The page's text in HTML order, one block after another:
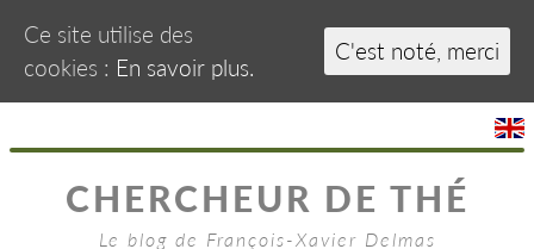
CHERCHEUR DE THÉ
Le blog de François-Xavier Delmas
Ce site utilise des
cookies : En savoir plus.
C'est noté, merci